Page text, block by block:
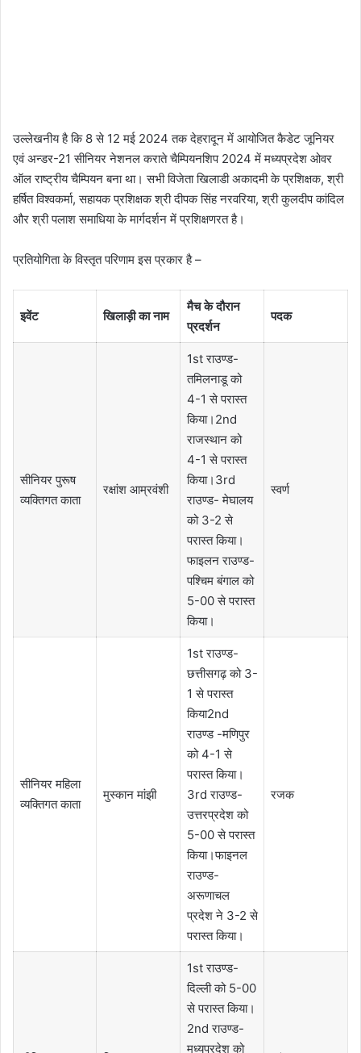
उल्लेखनीय है कि 8 से 12 मई 2024 तक देहरादून में आयोजित कैडेट जूनियर
एवं अन्डर-21 सीनियर नेशनल कराते चैम्पियनशिप 2024 में मध्यप्रदेश ओवर
ऑल राष्ट्रीय चैम्पियन बना था। सभी विजेता खिलाडी अकादमी के प्रशिक्षक, श्री
हर्षित विश्वकर्मा, सहायक प्रशिक्षक श्री दीपक सिंह नरवरिया, श्री कुलदीप कांदिल
और श्री पलाश समाधिया के मार्गदर्शन में प्रशिक्षणरत है।
प्रतियोगिता के विस्तृत परिणाम इस प्रकार है –
इवेंट खिलाड़ी का नाम
मैच के दौरान
प्रदर्शन
पदक
सीनियर पुरूष
व्यक्तिगत काता
रक्षांश आम्रवंशी
1st राउण्ड-
तमिलनाडू को
4-1 से परास्त
किया।2nd
राजस्थान को
4-1 से परास्त
किया।3rd
राउण्ड- मेघालय
को 3-2 से
परास्त किया।
फाइलन राउण्ड-
पश्चिम बंगाल को
5-00 से परास्त
किया।
स्वर्ण
सीनियर महिला
व्यक्तिगत काता
मुस्कान मांझी
1st राउण्ड-
छत्तीसगढ़ को 3-
1 से परास्त
किया2nd
राउण्ड -मणिपुर
को 4-1 से
परास्त किया।
3rd राउण्ड-
उत्तरप्रदेश को
5-00 से परास्त
किया।फाइनल
राउण्ड-
अरूणाचल
प्रदेश ने 3-2 से
परास्त किया।
रजक
1st राउण्ड-
दिल्ली को 5-00
से परास्त किया।
2nd राउण्ड-
मध्यप्रदेश को